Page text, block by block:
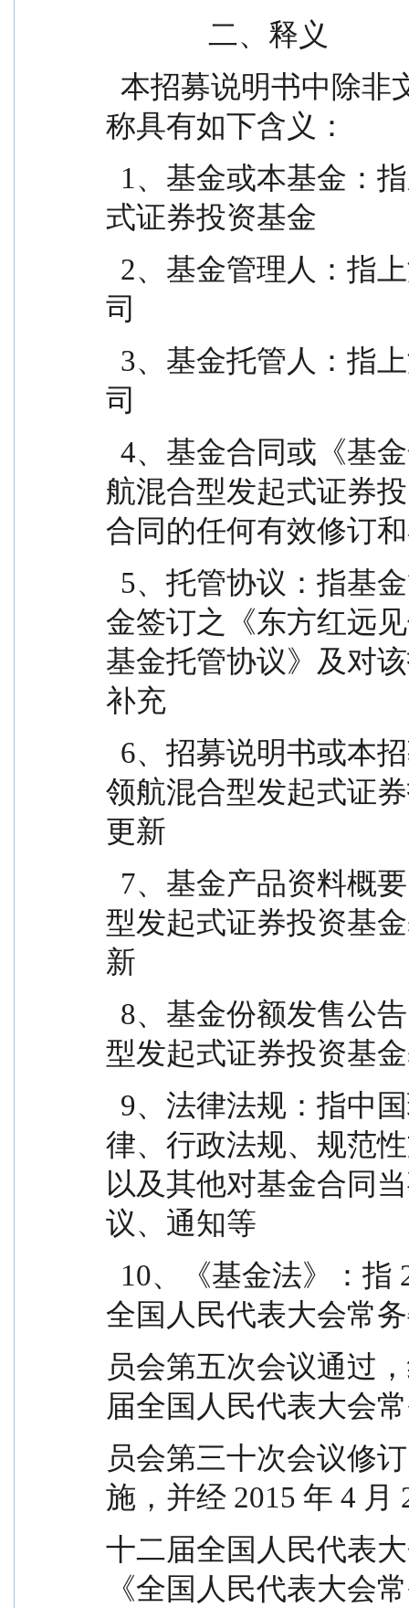
              二、释义
称具有如下含义：
式证券投资基金
司
司
航混合型发起式证券
合同的任何有效修订
金签订之《东方红远
基金托管协议》及对
补充
领航混合型发起式证
更新
型发起式证券投资基
新
型发起式证券投资基
律、行政法规、规范
以及其他对基金合同
议、通知等
全国人民代表大会常
员会第五次会议通过
届全国人民代表大会
员会第三十次会议修
施，并经 2015 年 4 月
十二届全国人民代表
《全国人民代表大会